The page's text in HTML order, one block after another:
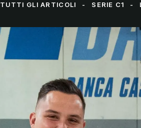
TUTTI GLI ARTICOLI SERIE C1